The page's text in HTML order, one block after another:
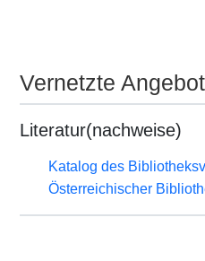
Vernetzte
Literatur(nachweise)
Katalog des
Österreichischer